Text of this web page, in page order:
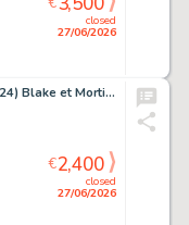
closed
27/06/2026
JUILLARD, André (1948-2024) Blake et Mortimer, T.24,...
closed
27/06/2026
€2,400